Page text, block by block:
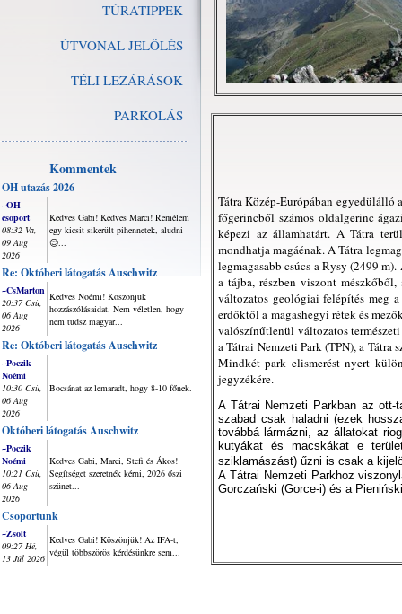
TÚRATIPPEK
ÚTVONAL JELÖLÉS
TÉLI LEZÁRÁSOK
PARKOLÁS
Kommentek
OH utazás 2026
~OH
csoport
08:32 Va,
09 Aug
2026
Kedves Gabi! Kedves Marci! Remélem
egy kicsit sikerült pihennetek, aludni
😊...
Re: Októberi látogatás Auschwitz
~CsMarton
20:37 Csü,
06 Aug
2026
Kedves Noémi! Köszönjük
hozzászólásaidat. Nem véletlen, hogy
nem tudsz magyar...
Re: Októberi látogatás Auschwitz
~Poczik
Noémi
10:30 Csü,
06 Aug
2026
Bocsánat az lemaradt, hogy 8-10 főnek.
Októberi látogatás Auschwitz
~Poczik
Noémi
10:21 Csü,
06 Aug
2026
Kedves Gabi, Marci, Stefi és Ákos!
Segítséget szeretnék kérni, 2026 őszi
szünet...
Csoportunk
~Zsolt
09:27 Hé,
13 Júl 2026
Kedves Gabi! Köszönjük! Az IFA-t,
végül többszörös kérdésünkre sem...
Tátra Közép-Európában egyedülálló
főgerincből számos oldalgerinc
képezi az államhatárt. A Tátra
mondhatja magáénak. A Tátra
legmagasabb csúcs a Rysy (2499
a tájba, részben viszont
változatos geológiai felépítés meg
erdőktől a magashegyi rétek és
valószínűtlenül változatos
a Tátrai Nemzeti Park (TPN), a
Mindkét park elismerést nyert
jegyzékére.
A Tátrai Nemzeti Parkban az ott-
szabad csak haladni (ezek
továbbá lármázni, az állatokat
kutyákat és macskákat e
sziklamászást) űzni is csak a
A Tátrai Nemzeti Parkhoz
Gorczański (Gorce-i) és a